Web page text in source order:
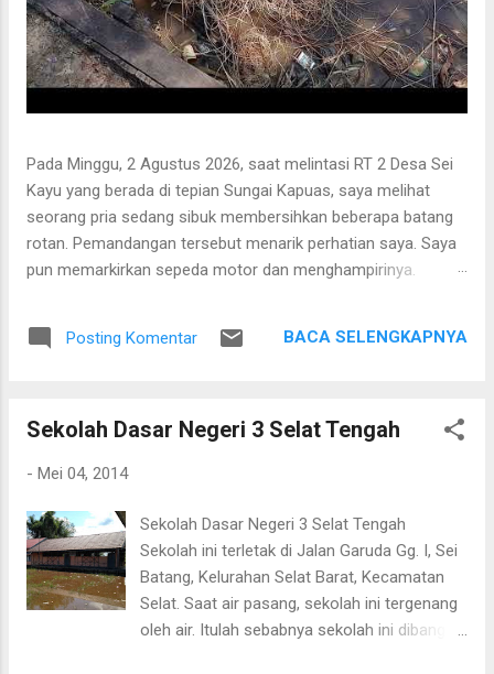
Pada Minggu, 2 Agustus 2026, saat melintasi RT 2 Desa Sei
Kayu yang berada di tepian Sungai Kapuas, saya melihat
seorang pria sedang sibuk membersihkan beberapa batang
rotan. Pemandangan tersebut menarik perhatian saya. Saya
pun memarkirkan sepeda motor dan menghampirinya.
mengenai proses pengolahan rotan hingga menjadi bahan
baku tikar anyaman. Di tangan masyarakat setempat, rotan
memiliki nilai ekonomi. Bapak tersebut bercerita bahwa rotan
juga ditanami rotan. Tanaman itu diperkirakan telah berusia
sekitar sepuluh tahun. Rotan dikenal memiliki banyak duri
sehingga tidak mudah untuk ditarik dan dipanen. Menurutnya,
sebelum menarik rotan, duri-duri pada bagian batang yang
akan dipegang harus dibersihkan terlebih dahulu. Setelah
bagian tersebut aman, barulah rotan dapat...
Posting Komentar BACA SELENGKAPNYA
Sekolah Dasar Negeri 3 Selat Tengah
- Mei 04, 2014
Sekolah Dasar Negeri 3 Selat Tengah
Sekolah ini terletak di Jalan Garuda Gg. I, Sei
Batang, Kelurahan Selat Barat, Kecamatan
Selat. Saat air pasang, sekolah ini tergenang
oleh air. Itulah sebabnya sekolah ini dibangun